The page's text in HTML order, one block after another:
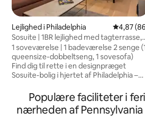
Lejlighed i Philadelphia 4,87 ud
4,87
Sosuite | 1BR lejlighed med tagterrasse,
fitnessrum, vaskeri
1 soveværelse | 1 badeværelse 2 senge
queensize-dobbeltseng, 1 sovesofa)
Find dig til rette i en designpræget
Sosuite-bolig i hjertet af Philadelphia –
eller længerevarende ophold. Indenfor
finder du et komfortabelt
opholdsområde, et komplet køkken, så
Populære faciliteter i
nærheden af